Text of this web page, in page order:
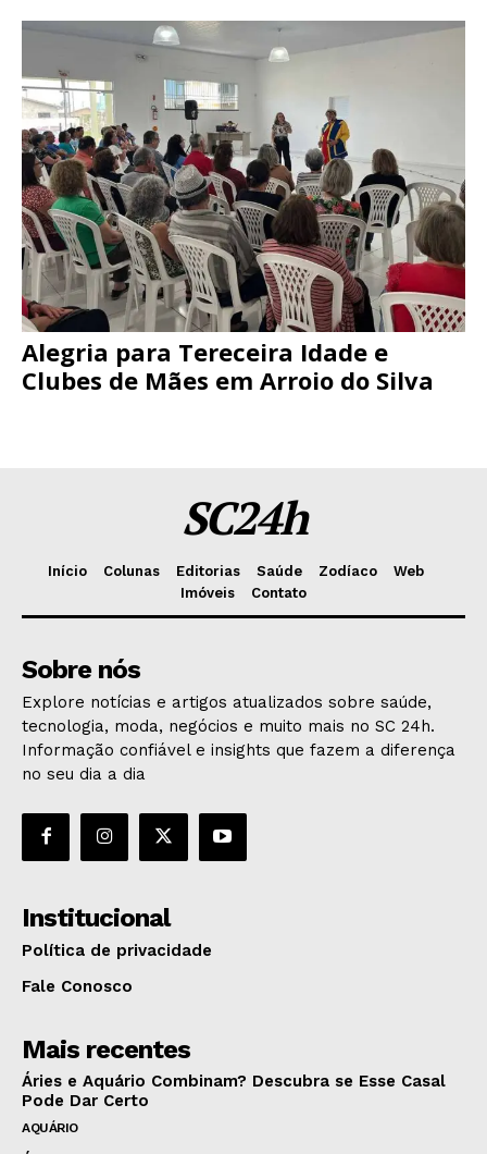
Alegria para Tereceira Idade e
Clubes de Mães em Arroio do Silva
SC24h
Início Colunas Editorias Saúde Zodíaco
Web
Imóveis
Contato
Sobre nós
Explore notícias e artigos atualizados sobre saúde,
tecnologia, moda, negócios e muito mais no SC 24h.
Informação confiável e insights que fazem a diferença
no seu dia a dia
Institucional
Política de privacidade
Fale Conosco
Mais recentes
Áries e Aquário Combinam? Descubra se Esse Casal
Pode Dar Certo
AQUÁRIO